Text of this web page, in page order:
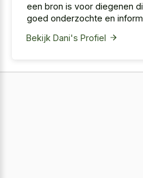
een bron is voor diegenen
goed onderzochte en
Bekijk Dani's Profiel